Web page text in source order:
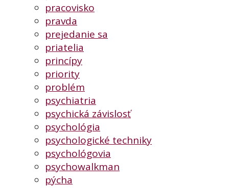
pracovisko
pravda
prejedanie sa
priatelia
princípy
priority
problém
psychiatria
psychická závislosť
psychológia
psychologické techniky
psychológovia
psychowalkman
pýcha